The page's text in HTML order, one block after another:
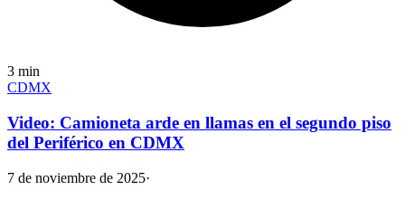
3 min
CDMX
Video: Camioneta arde en llamas en el segundo piso
del Periférico en CDMX
7 de noviembre de 2025·